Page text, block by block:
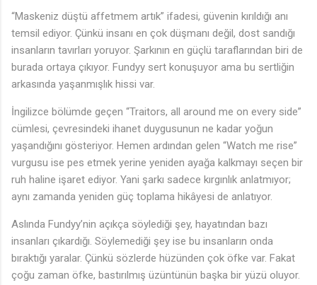
“Maskeniz düştü affetmem artık” ifadesi, güvenin kırıldığı anı
temsil ediyor. Çünkü insanı en çok düşmanı değil, dost sandığı
insanların tavırları yoruyor. Şarkının en güçlü taraflarından biri de
burada ortaya çıkıyor. Fundyy sert konuşuyor ama bu sertliğin
arkasında yaşanmışlık hissi var.
İngilizce bölümde geçen “Traitors, all around me on every side”
cümlesi, çevresindeki ihanet duygusunun ne kadar yoğun
yaşandığını gösteriyor. Hemen ardından gelen “Watch me rise”
vurgusu ise pes etmek yerine yeniden ayağa kalkmayı seçen bir
ruh haline işaret ediyor. Yani şarkı sadece kırgınlık anlatmıyor;
aynı zamanda yeniden güç toplama hikâyesi de anlatıyor.
Aslında Fundyy’nin açıkça söylediği şey, hayatından bazı
insanları çıkardığı. Söylemediği şey ise bu insanların onda
bıraktığı yaralar. Çünkü sözlerde hüzünden çok öfke var. Fakat
çoğu zaman öfke, bastırılmış üzüntünün başka bir yüzü oluyor.
♪